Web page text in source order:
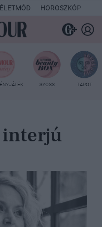
ÉLETMÓD HOROSZKÓP
SYOSS TAROT